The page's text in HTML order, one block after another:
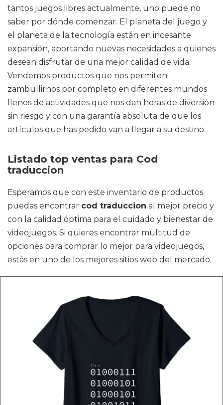
tantos juegos libres actualmente, uno puede no
saber por dónde comenzar. El planeta del juego y
el planeta de la tecnología están en incesante
expansión, aportando nuevas necesidades a quienes
desean disfrutar de una mejor calidad de vida.
Vendemos productos que nos permiten
zambullirnos por completo en diferentes mundos
llenos de actividades que nos dan horas de diversión
sin riesgo y con una garantía absoluta de que los
artículos que has pedido van a llegar a su destino.
Listado top ventas para Cod
traduccion
Esperamos que con este inventario de productos
puedas encontrar cod traduccion al mejor precio y
con la calidad óptima para el cuidado y bienestar de
videojuegos. Si quieres encontrar multitud de
opciones para comprar lo mejor para videojuegos,
estás en uno de los mejores sitios web del mercado.